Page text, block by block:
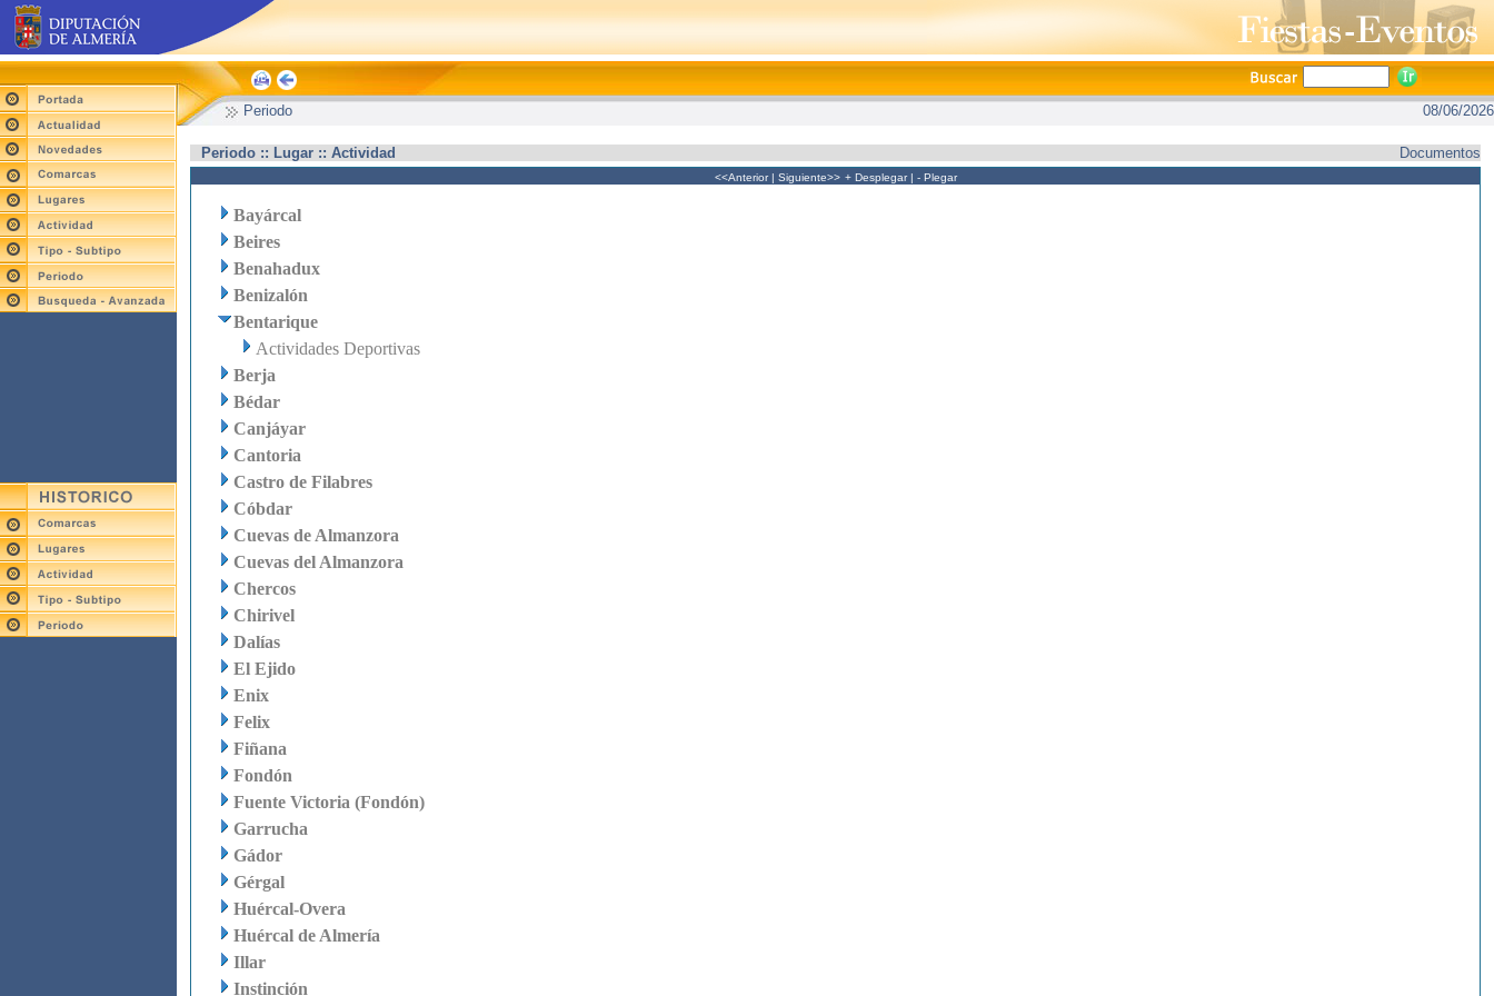
Periodo 08/06/2026
Periodo :: Lugar :: Actividad Documentos
<<Anterior| Siguiente>> + Desplegar| - Plegar
Bayárcal
Beires
Benahadux
Benizalón
Bentarique
Actividades Deportivas
Berja
Bédar
Canjáyar
Cantoria
Castro de Filabres
Cóbdar
Cuevas de Almanzora
Cuevas del Almanzora
Chercos
Chirivel
Dalías
El Ejido
Enix
Felix
Fiñana
Fondón
Fuente Victoria (Fondón)
Garrucha
Gádor
Gérgal
Huércal-Overa
Huércal de Almería
Illar
Instinción